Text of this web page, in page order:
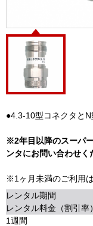
●4.3-10型コネクタとN
※2年目以降のスーパ
ンタにお問い合わせく
※1ヶ月未満のご利用
レンタル期間
レンタル料金（割引率）
1週間